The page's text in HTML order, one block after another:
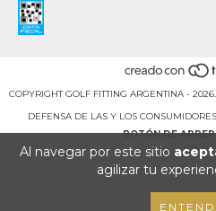
Al navegar por este sitio
agilizar tu
COPYRIGHT GOLF FITTING ARGENTINA -
DEFENSA DE LAS Y LOS
BOTÓN DE